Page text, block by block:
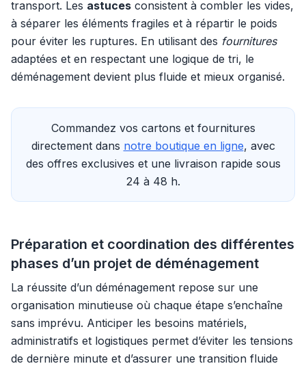
transport. Les astuces consistent à combler les vides,
à séparer les éléments fragiles et à répartir le poids
pour éviter les ruptures. En utilisant des fournitures
adaptées et en respectant une logique de tri, le
déménagement devient plus fluide et mieux organisé.
Commandez vos cartons et fournitures
directement dans notre boutique en ligne, avec
des offres exclusives et une livraison rapide sous
24 à 48 h.
Préparation et coordination des différentes
phases d’un projet de déménagement
La réussite d’un déménagement repose sur une
organisation minutieuse où chaque étape s’enchaîne
sans imprévu. Anticiper les besoins matériels,
administratifs et logistiques permet d’éviter les tensions
de dernière minute et d’assurer une transition fluide